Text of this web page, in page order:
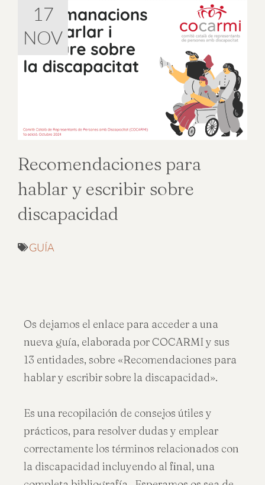
17
NOV
Recomendaciones para
hablar y escribir sobre
discapacidad
GUÍA
Os dejamos el enlace para acceder a una
nueva guía, elaborada por COCARMI y sus
13 entidades, sobre «Recomendaciones para
hablar y escribir sobre la discapacidad».
Es una recopilación de consejos útiles y
prácticos, para resolver dudas y emplear
correctamente los términos relacionados con
la discapacidad incluyendo al final, una